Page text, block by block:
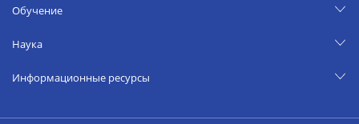
Обучение
Наука
Информационные ресурсы